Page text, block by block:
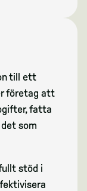
till ett
företag att
fatta
som
stöd i